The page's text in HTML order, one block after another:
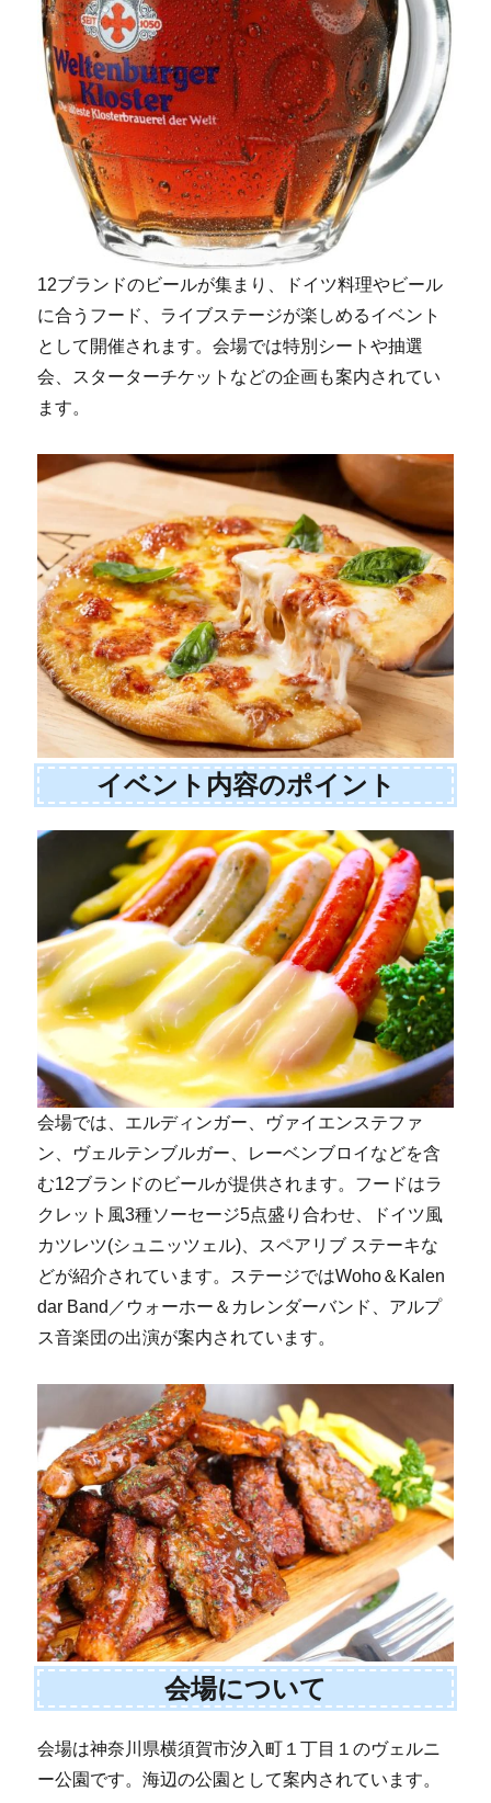
12ブランドのビールが集まり、ドイツ料理やビール
に合うフード、ライブステージが楽しめるイベント
として開催されます。会場では特別シートや抽選
会、スターターチケットなどの企画も案内されてい
ます。
イベント内容のポイント
会場では、エルディンガー、ヴァイエンステファ
ン、ヴェルテンブルガー、レーベンブロイなどを含
む12ブランドのビールが提供されます。フードはラ
クレット風3種ソーセージ5点盛り合わせ、ドイツ風
カツレツ(シュニッツェル)、スペアリブ ステーキな
どが紹介されています。ステージではWoho＆Kalen
dar Band／ウォーホー＆カレンダーバンド、アルプ
ス音楽団の出演が案内されています。
会場について
会場は神奈川県横須賀市汐入町１丁目１のヴェルニ
ー公園です。海辺の公園として案内されています。